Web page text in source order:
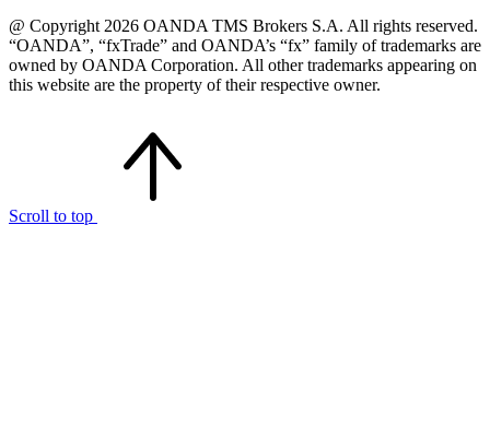
@ Copyright 2026 OANDA TMS Brokers S.A. All rights reserved.
“OANDA”, “fxTrade” and OANDA’s “fx” family of trademarks are
owned by OANDA Corporation. All other trademarks appearing on
this website are the property of their respective owner.
Scroll to top